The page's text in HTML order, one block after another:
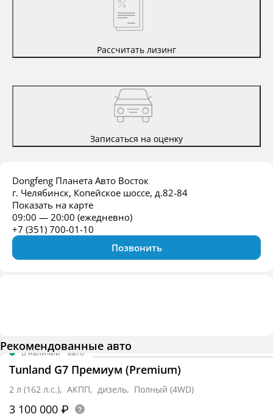
Рассчитать лизинг
Записаться на оценку
Dongfeng Планета Авто Восток
г. Челябинск, Копейское шоссе, д.82-84
Показать на карте
09:00 — 20:00 (ежедневно)
+7 (351) 700-01-10
Позвонить
Рекомендованные авто
В наличии·авто
Tunland G7 Премиум (Premium)
2 л (162 л.с.), АКПП, дизель, Полный (4WD)
3 100 000 ₽